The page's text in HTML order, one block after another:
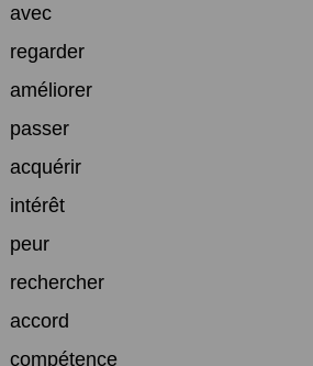
avec
regarder
améliorer
passer
acquérir
intérêt
peur
rechercher
accord
compétence